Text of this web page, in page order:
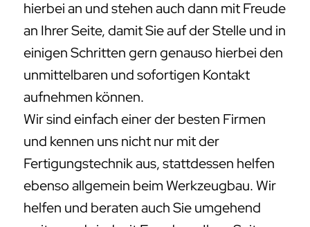
hierbei an und stehen auch dann mit Freude
an Ihrer Seite, damit Sie auf der Stelle und in
einigen Schritten gern genauso hierbei den
unmittelbaren und sofortigen Kontakt
aufnehmen können.
Wir sind einfach einer der besten Firmen
und kennen uns nicht nur mit der
Fertigungstechnik aus, stattdessen helfen
ebenso allgemein beim Werkzeugbau. Wir
helfen und beraten auch Sie umgehend